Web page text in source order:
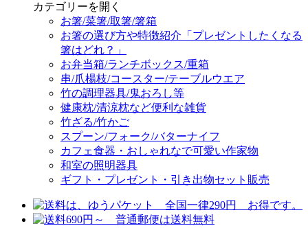
カテゴリーを開く
お箸/菜箸/取箸/箸箱
お箸の選び方や特徴紹介「プレゼントしたくなる
箸はどれ？」
お弁当箱/ランチボックス/重箱
串/爪楊枝/コースター/テーブルウエア
竹の調理器具/鬼おろし等
健康枕/清涼枕など便利な雑貨
竹ざる/竹かご
スプーン/フォーク/バターナイフ
カフェ食器・おしゃれなで可愛い作家物
和室の照明器具
ギフト・プレゼント・引き出物セット販売